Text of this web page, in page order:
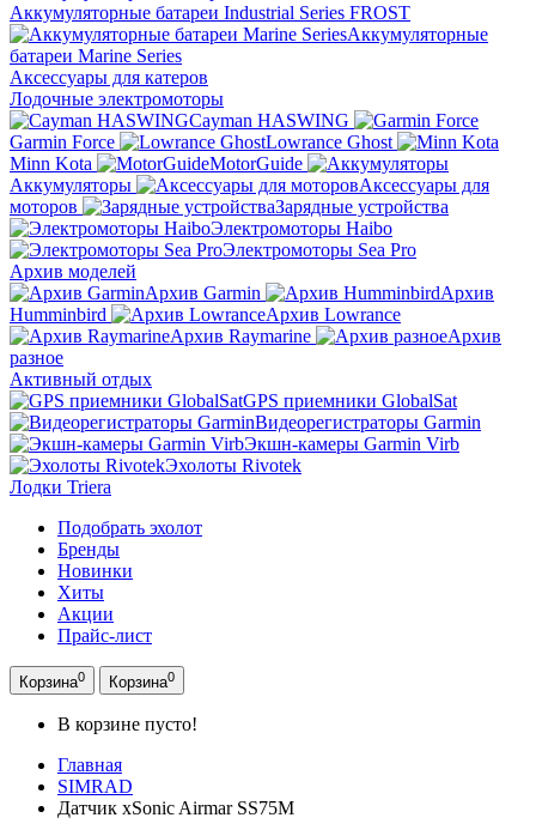
Аккумуляторные батареи Industrial Series FROST
Аккумуляторные
батареи Marine Series
Аксессуары для катеров
Лодочные электромоторы
Cayman HASWING
Garmin Force
Lowrance Ghost
Minn Kota
MotorGuide
Аккумуляторы
Аксессуары для
моторов
Зарядные устройства
Электромоторы Haibo
Электромоторы Sea Pro
Архив моделей
Архив Garmin
Архив
Humminbird
Архив Lowrance
Архив Raymarine
Архив
разное
Активный отдых
GPS приемники GlobalSat
Видеорегистраторы Garmin
Экшн-камеры Garmin Virb
Эхолоты Rivotek
Лодки Triera
Подобрать эхолот
Бренды
Новинки
Хиты
Акции
Прайс-лист
Корзина0 Корзина0
В корзине пусто!
Главная
SIMRAD
Датчик xSonic Airmar SS75M